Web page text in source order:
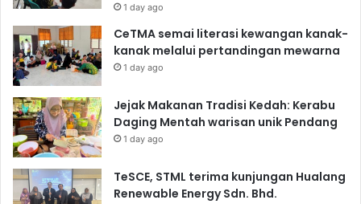
1 day ago
CeTMA semai literasi kewangan kanak-
kanak melalui pertandingan mewarna
1 day ago
Jejak Makanan Tradisi Kedah: Kerabu
Daging Mentah warisan unik Pendang
1 day ago
TeSCE, STML terima kunjungan Hualang
Renewable Energy Sdn. Bhd.